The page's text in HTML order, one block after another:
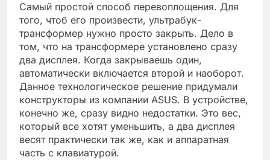
Самый простой способ перевоплощения. Для
того, чтоб его произвести, ультрабук-
трансформер нужно просто закрыть. Дело в
том, что на трансформере установлено сразу
два дисплея. Когда закрываешь один,
автоматически включается второй и наоборот.
Данное технологическое решение придумали
конструкторы из компании ASUS. В устройстве,
конечно же, сразу видно недостатки. Это вес,
который все хотят уменьшить, а два дисплея
весят практически так же, как и аппаратная
часть с клавиатурой.